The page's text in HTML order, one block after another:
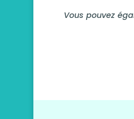
Vous pouvez